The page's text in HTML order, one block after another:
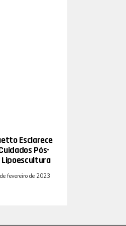
Esclarece
Pós-
fevereiro de 2023